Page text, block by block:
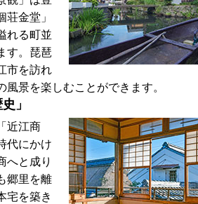
金堂」
れる町並
す。琵琶
市を訪れ
景を楽しむことができます。
」
近江商
代にかけ
へと成り
郷里を離
宅を築き